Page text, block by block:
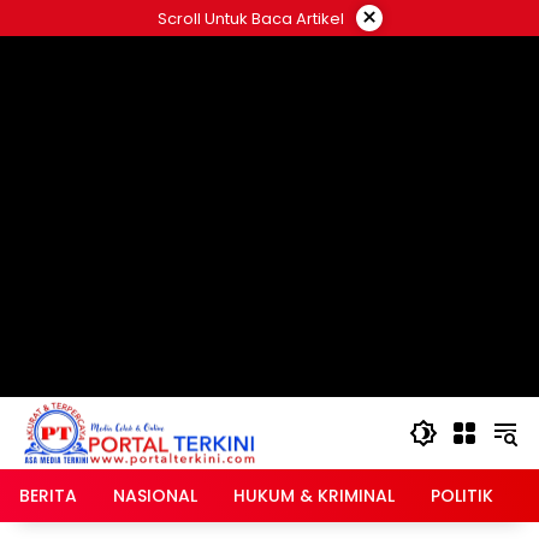
ke
Scroll Untuk Baca Artikel ×
BERITA NASIONAL HUKUM & KRIMINAL POLITIK